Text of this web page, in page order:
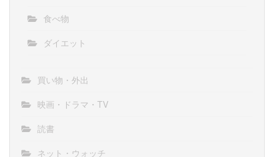
食べ物
ダイエット
買い物・外出
映画・ドラマ・TV
読書
ネット・ウォッチ